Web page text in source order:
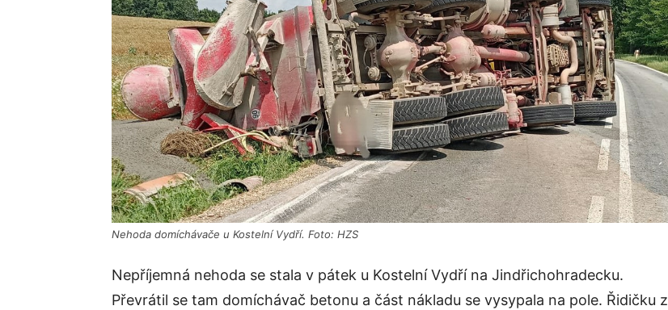
Nehoda domíchávače u Kostelní Vydří. Foto: HZS
Nepříjemná nehoda se stala v pátek u Kostelní Vydří na Jindřichohradecku.
Převrátil se tam domíchávač betonu a část nákladu se vysypala na pole. Řidičku z